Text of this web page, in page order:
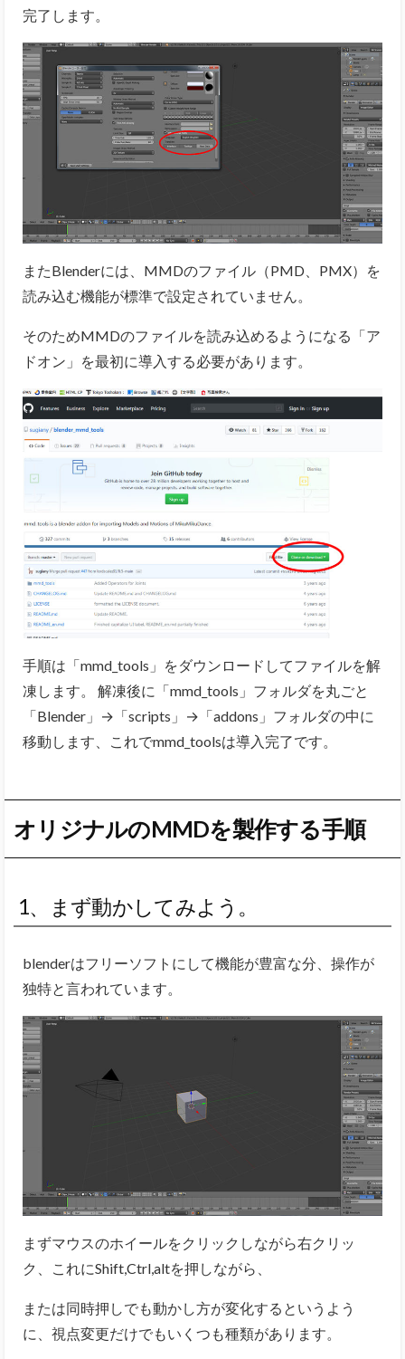
完了します。
またBlenderには、MMDのファイル（PMD、PMX）を
読み込む機能が標準で設定されていません。
そのためMMDのファイルを読み込めるようになる「ア
ドオン」を最初に導入する必要があります。
手順は「mmd_tools」をダウンロードしてファイルを解
凍します。 解凍後に「mmd_tools」フォルダを丸ごと
「Blender」→「scripts」→「addons」フォルダの中に
移動します、これでmmd_toolsは導入完了です。
オリジナルのMMDを製作する手順
1、まず動かしてみよう。
blenderはフリーソフトにして機能が豊富な分、操作が
独特と言われています。
まずマウスのホイールをクリックしながら右クリッ
ク、これにShift,Ctrl,altを押しながら、
または同時押しでも動かし方が変化するというよう
に、視点変更だけでもいくつも種類があります。